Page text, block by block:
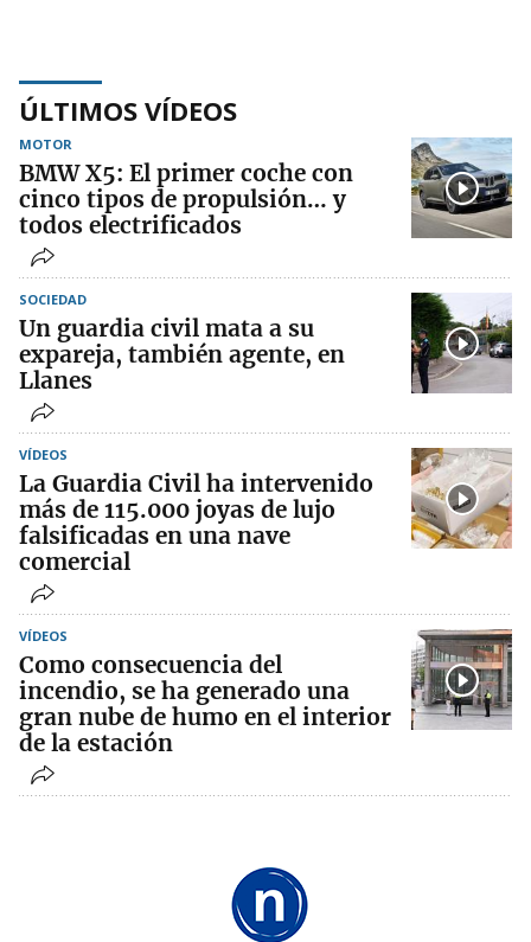
ÚLTIMOS VÍDEOS
MOTOR
BMW X5: El primer coche con
cinco tipos de propulsión… y
todos electrificados
SOCIEDAD
Un guardia civil mata a su
expareja, también agente, en
Llanes
VÍDEOS
La Guardia Civil ha intervenido
más de 115.000 joyas de lujo
falsificadas en una nave
comercial
VÍDEOS
Como consecuencia del
incendio, se ha generado una
gran nube de humo en el interior
de la estación